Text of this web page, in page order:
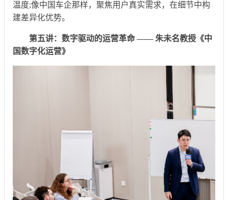
温度;像中国车企那样，聚焦用户真实需求，在细节中构
建差异化优势。
第五讲：数字驱动的运营革命 —— 朱未名教授《中
国数字化运营》